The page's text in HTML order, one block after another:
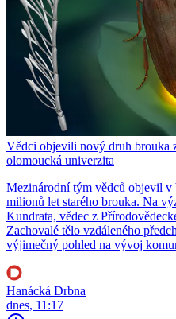
Vědci objevili nový druh brouka
olomoucká univerzita
Mezinárodní tým vědců objevil v
milionů let starého brouka. Na
Kundrata, vědec z
Zachovalé tělo vzdáleného
výjimečný pohled na vývoj
Hanácká Drbna
dnes, 11:17